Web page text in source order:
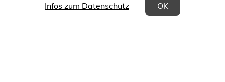
Infos zum Datenschutz
(Öffnet in einem neuen Tab) OK